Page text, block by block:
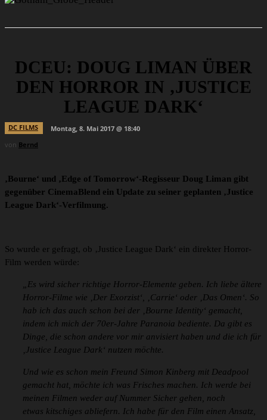
DCEU: DOUG LIMAN ÜBER
DEN HORROR IN ‚JUSTICE
LEAGUE DARK‘
DC FILMS
Montag, 8. Mai 2017 @ 18:40
von Bernd
‚Bourne‘ und ‚Edge of Tomorrow‘-Regisseur Doug Liman gibt
gegenüber CinemaBlend ein Update zu seiner geplanten ‚Justice
League Dark‘-Verfilmung.
So wurde er gefragt, ob ‚Justice League Dark‘ ein direkter Horror-
Film werden würde:
„Es wird sicher richtige Horror-Elemente geben. Ich liebe ältere
Horror-Filme wie ‚Der Exorzist‘, ‚Carrie‘ oder ‚Das Omen‘. So
hab ich das auch schon bei der ‚Bourne Identity‘ gemacht,
indem ich mich der 70er-Jahre Paranoia bediente. Da gibt es
Dinge, die schon andere vor mir anvisiert haben und die ich für
‚Justice League Dark‘ nutzen möchte.
Und wie es schon mein Freund Simon Kinberg mit Deadpool
gemacht hat, möchte ich was Frisches machen. Ich werde bei
meinen Filmen weder auf Nummer Sicher gehen, noch
etwas kitschiges abliefern. Ich habe für den Film einen Ansatz,